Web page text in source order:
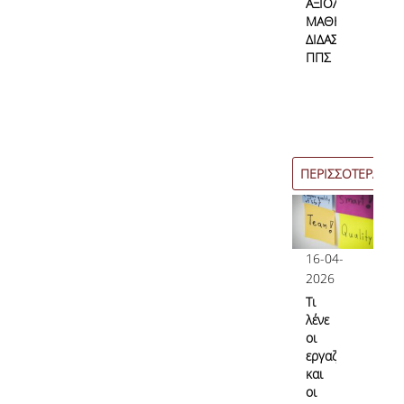
ΑΞΙΟΛΟΓΗΣΗ
ΜΑΘΗΜΑΤΩΝ/
ΔΙΔΑΣΚΑΛΙΑΣ
ΠΠΣ
ΠΕΡΙΣΣΟΤΕΡΑ
16-04-
2026
Τι
λένε
οι
εργαζόμενες
και
οι